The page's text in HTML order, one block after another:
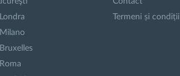
Termeni și condiții